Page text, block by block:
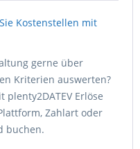
gerne über
Kriterien auswerten?
Erlöse
Zahlart oder
buchen.